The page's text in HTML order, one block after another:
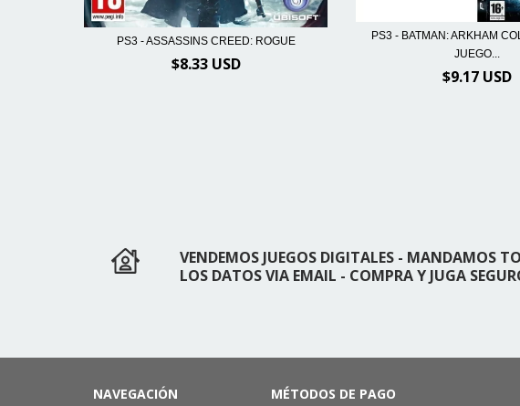
PS3 - ASSASSINS CREED: ROGUE
$8.33 USD
PS3 - BATMAN: ARKHAM
JUEGO...
$9.17 USD
VENDEMOS JUEGOS DIGITALES - MANDAMOS
LOS DATOS VIA EMAIL - COMPRA Y JUGA
NAVEGACIÓN MÉTODOS DE PAGO